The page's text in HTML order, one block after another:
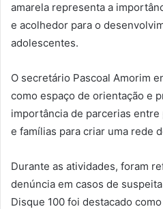
amarela representa a
e acolhedor para o
adolescentes.
O secretário Pascoal Amorim
como espaço de orientação e
importância de parcerias
e famílias para criar uma rede
Durante as atividades, foram
denúncia em casos de
Disque 100 foi destacado